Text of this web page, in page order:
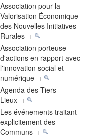
Association pour la
Valorisation Économique
des Nouvelles Initiatives
Rurales +
Association porteuse
d'actions en rapport avec
l'innovation social et
numérique +
Agenda des Tiers
Lieux +
Les événements traitant
explicitement des
Communs +